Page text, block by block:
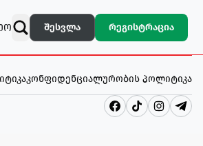
შესვლა რეგისტრაცია
კონფიდენციალურობის პოლიტიკა